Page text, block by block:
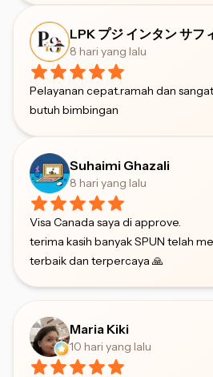
LPK プジ インタン サフ
8 hari yang lalu
Pelayanan cepat.ramah dan
butuh bimbingan
Suhaimi Ghazali
8 hari yang lalu
Visa Canada saya di approve.
terima kasih banyak SPUN telah
terbaik dan terpercaya 🙏
Maria Kiki
10 hari yang lalu